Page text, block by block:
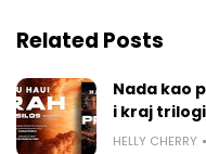
Related Posts
Nada kao
i kraj
HELLY CHERRY